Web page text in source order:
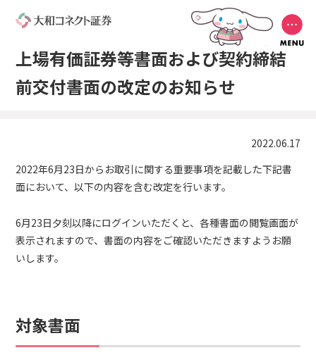
上場有価証券等書面および契約締結
前交付書面の改定のお知らせ
2022.06.17
2022年6月23日からお取引に関する重要事項を記載した下記書
面において、以下の内容を含む改定を行います。
6月23日夕刻以降にログインいただくと、各種書面の閲覧画面が
表示されますので、書面の内容をご確認いただきますようお願
いします。
対象書面